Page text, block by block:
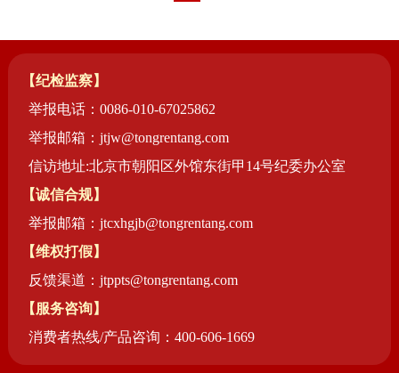
【纪检监察】
举报电话：0086-010-67025862
举报邮箱：jtjw@tongrentang.com
信访地址:北京市朝阳区外馆东街甲14号纪委办公室
【诚信合规】
举报邮箱：jtcxhgjb@tongrentang.com
【维权打假】
反馈渠道：jtppts@tongrentang.com
【服务咨询】
消费者热线/产品咨询：400-606-1669